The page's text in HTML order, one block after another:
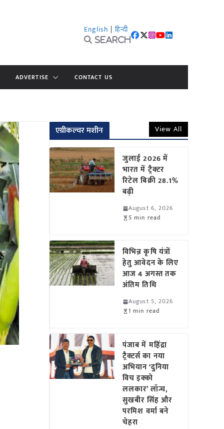
English | हिन्दी
Search
ADVERTISE CONTACT US
एग्रीकल्चर मशीन View All
जुलाई 2026 में
भारत में ट्रैक्टर
रिटेल बिक्री 28.1%
बढ़ी
August 6, 2026
5 min read
विभिन्न कृषि यंत्रों
हेतु आवेदन के लिए
आज 4 अगस्त तक
अंतिम तिथि
August 5, 2026
1 min read
पंजाब में महिंद्रा
ट्रैक्टर्स का नया
अभियान ‘दुनिया
विच इक्को
ललकार’ लॉन्च,
सुखबीर सिंह और
परमिश वर्मा बने
चेहरा